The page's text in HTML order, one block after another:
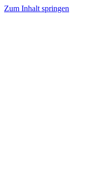
Zum Inhalt springen